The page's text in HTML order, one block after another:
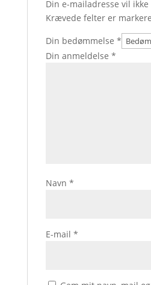
Din e-mailadresse vil
Krævede felter er
Din bedømmelse *
Din anmeldelse *
Navn *
E-mail *